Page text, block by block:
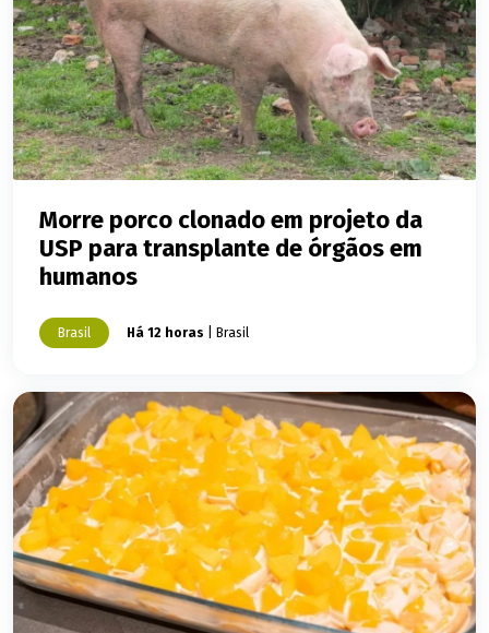
Morre porco clonado em projeto da
USP para transplante de órgãos em
humanos
Brasil Há 12 horas | Brasil